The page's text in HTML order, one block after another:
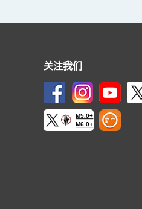
关注我们
M5.0+
M6.0+